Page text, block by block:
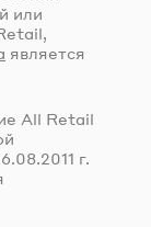
или
является
All Retail
г.